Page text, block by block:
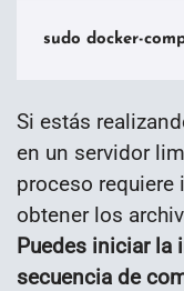
sudo docker-
Si estás
en un servidor
proceso requiere
obtener los
Puedes iniciar la
secuencia de